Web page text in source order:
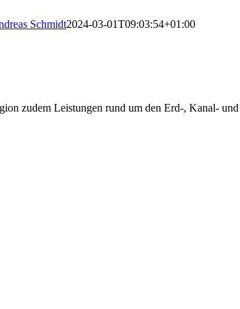
Schmidt2024-03-01T09:03:54+01:00
zudem Leistungen rund um den Erd-, Kanal- und